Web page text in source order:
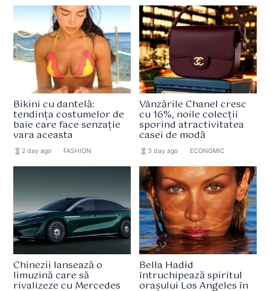
Bikini cu dantelă:
tendința costumelor de
baie care face senzație
vara aceasta
hourglass_full 2 day ago FASHION
Vânzările Chanel cresc
cu 16%, noile colecții
sporind atractivitatea
casei de modă
hourglass_full 3 day ago ECONOMIC
Chinezii lansează o
limuzină care să
rivalizeze cu Mercedes
Bella Hadid
întruchipează spiritul
orașului Los Angeles în